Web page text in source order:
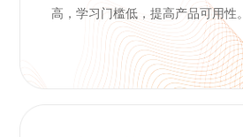
高，学习门槛低，提高产品可用性。